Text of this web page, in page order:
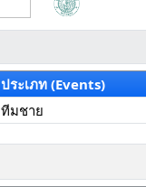
ประเภท (Events)
ทีมชาย